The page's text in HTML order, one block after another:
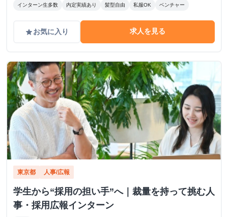
インターン生多数 内定実績あり 髪型自由 私服OK ベンチャー
gradeお気に入り 求人を見る
東京都 人事/広報
学生から“採用の担い手”へ｜裁量を持って挑む人
事・採用広報インターン